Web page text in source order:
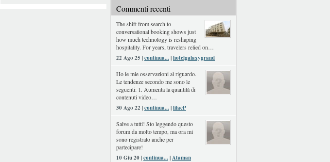
Commenti recenti
The shift from search to
conversational booking shows just
how much technology is reshaping
hospitality. For years, travelers relied on…
22 Ago 25 |continua...|hotelgalaxygrand
Ho le mie osservazioni al riguardo.
Le tendenze secondo me sono le
seguenti: 1. Aumenta la quantità di
contenuti video…
30 Ago 22 |continua...|lilacP
Salve a tutti! Sto leggendo questo
forum da molto tempo, ma ora mi
sono registrato anche per
partecipare!
10 Giu 20 |continua...|Ataman